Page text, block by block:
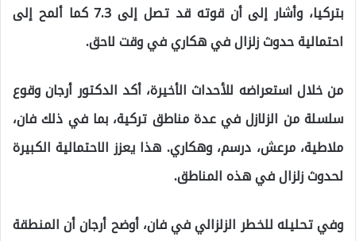
بتركيا، وأشار إلى أن قوته قد تصل إلى 7.3 كما ألمح إلى
احتمالية حدوث زلزال في هكاري في وقت لاحق.
من خلال استعراضه للأحداث الأخيرة، أكد الدكتور أرجان وقوع
سلسلة من الزلازل في عدة مناطق تركية، بما في ذلك فان،
ملاطية، مرعش، درسم، وهكاري. هذا يعزز الاحتمالية الكبيرة
لحدوث زلزال في هذه المناطق.
وفي تحليله للخطر الزلزالي في فان، أوضح أرجان أن المنطقة